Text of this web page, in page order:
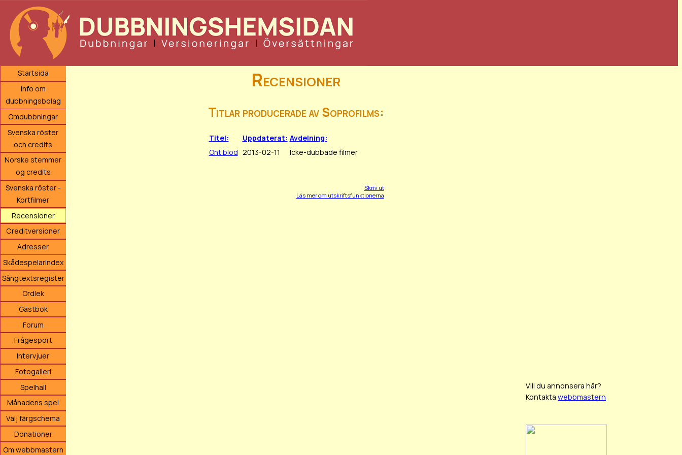
Startsida
Info om
dubbningsbolag
Omdubbningar
Svenska röster
och credits
Norske stemmer
og credits
Svenska röster -
Kortfilmer
Recensioner
Creditversioner
Adresser
Skådespelarindex
Sångtextsregister
Ordlek
Gästbok
Forum
Frågesport
Intervjuer
Fotogalleri
Spelhall
Månadens spel
Välj färgschema
Donationer
Om webbmastern
Recensioner
Titlar producerade av Soprofilms:
Titel: Uppdaterat: Avdelning:
Ont blod 2013-02-11 Icke-dubbade filmer
Skriv ut
Läs mer om utskriftsfunktionerna
Vill du annonsera här?
Kontakta webbmastern